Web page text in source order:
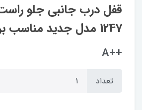
قفل درب جانبی جلو
1247 مدل جدید مناسب برای 405
++A
تعداد